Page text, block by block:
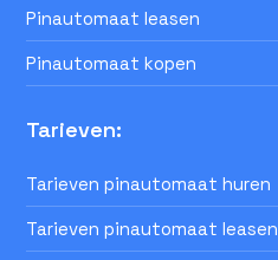
Pinautomaat leasen
Pinautomaat kopen
Tarieven:
Tarieven pinautomaat huren
Tarieven pinautomaat leasen